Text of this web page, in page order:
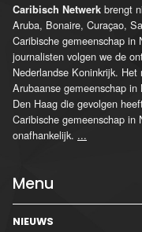
Caribisch Netwerk brengt
Aruba, Bonaire, Curaçao,
Caribische gemeenschap
journalisten volgen we de
Nederlandse Koninkrijk.
Arubaanse gemeenschap
Den Haag die gevolgen
Caribische gemeenschap in
onafhankelijk. ...
Menu
NIEUWS